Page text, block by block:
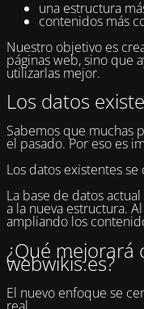
una estructura
contenidos más
Nuestro objetivo es
páginas web, sino que
utilizarlas mejor.
Los datos
Sabemos que muchas
el pasado. Por eso es
Los datos existentes se
La base de datos
a la nueva estructura.
ampliando los
¿Qué mejorará
webwikis.es?
El nuevo enfoque se